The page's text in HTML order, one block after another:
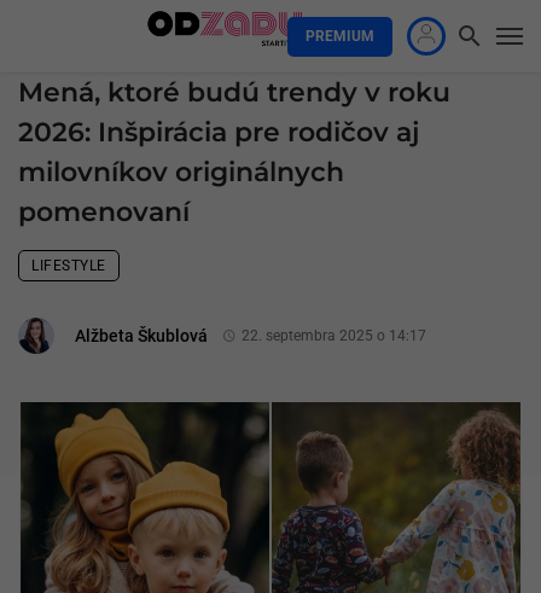
PREMIUM
Mená, ktoré budú trendy v roku
2026: Inšpirácia pre rodičov aj
milovníkov originálnych
pomenovaní
LIFESTYLE
Alžbeta Škublová 22. septembra 2025 o 14:17